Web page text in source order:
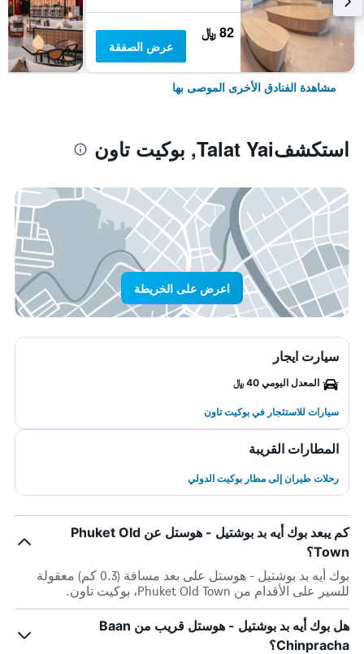
82 ﷼
عرض الصفقة
مشاهدة الفنادق الأخرى الموصى بها
استكشفTalat Yai, بوكيت تاون
اعرض على الخريطة
سيارت ايجار
المعدل اليومي 40 ﷼
سيارات للاستئجار في بوكيت تاون
المطارات القريبة
رحلات طيران إلى مطار بوكيت الدولي
كم يبعد بوك أيه بد بوشتيل - هوستل عن Phuket Old
Town؟
بوك أيه بد بوشتيل - هوستل على بعد مسافة (0.3 كم) معقولة
للسير على الأقدام من Phuket Old Town، بوكيت تاون.
هل بوك أيه بد بوشتيل - هوستل قريب من Baan
Chinpracha؟